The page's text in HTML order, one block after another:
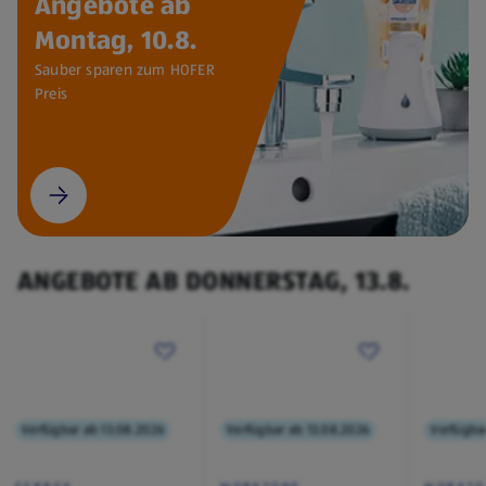
Montag, 10.8.
Sauber sparen zum HOFER
Preis
ANGEBOTE AB DONNERSTAG, 13.8.
Verfügbar ab 13.08.2026 Verfügbar ab 13.08.2026